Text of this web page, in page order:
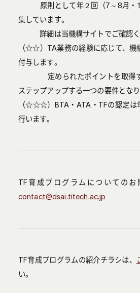
原則として年２回（7～8月・
集しています。
詳細は当機構サイトでご確認く
（☆☆）TA業務の経験に応じて、機
付与します。
定められたポイントを取得す
ステップアップする一つの要件となり
（☆☆☆）BTA・ATA・TFの認定は
行います。
TF育成プログラムについてのお
contact@dsai.titech.ac.jp
TF育成プログラムの紹介チラシは、
い。